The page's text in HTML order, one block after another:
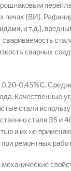
(ВИ).
и т.д.),
сварных
0,45%С.
Качественные
стали
стали 35 и
и их не
ремонтных